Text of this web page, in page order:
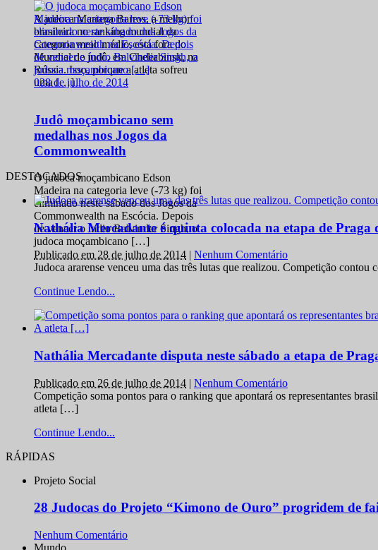
A judoca Mariana Barros, a melhor
brasileira no ranking mundial da
categoria meio médio, está fora do
Mundial de judô, em Cheliabinsk, na
Rússia. Isso, porque a atleta sofreu
uma […]
028 de julho de 2014
Judô moçambicano sem
medalhas nos Jogos da
Commonwealth
O judoca moçambicano Edson
Madeira na categoria leve (-73 kg) foi
eliminado neste sábado dos Jogos da
Commonwealth na Escócia. Depois
de vencer o índio Balvinder Singh, o
judoca moçambicano […]
DESTACADOS
Nathália Mercadante é quinta colocada na etapa de
Publicado em 28 de julho de 2014 | Nenhum Comentário
Judoca ararense venceu uma das três lutas que realizou. Competição
Continue Lendo...
Nathália Mercadante disputa neste sábado a etapa de
Publicado em 26 de julho de 2014 | Nenhum Comentário
Competição soma pontos para o ranking que apontará os representantes
atleta […]
Continue Lendo...
RÁPIDAS
Projeto Social
28 Judocas do Projeto “Kimono de Ouro” progridem de
Nenhum Comentário
Mundo